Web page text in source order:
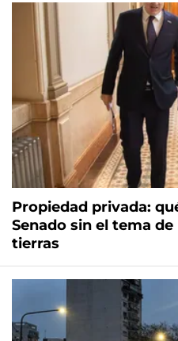
Propiedad privada:
Senado sin el tema
tierras